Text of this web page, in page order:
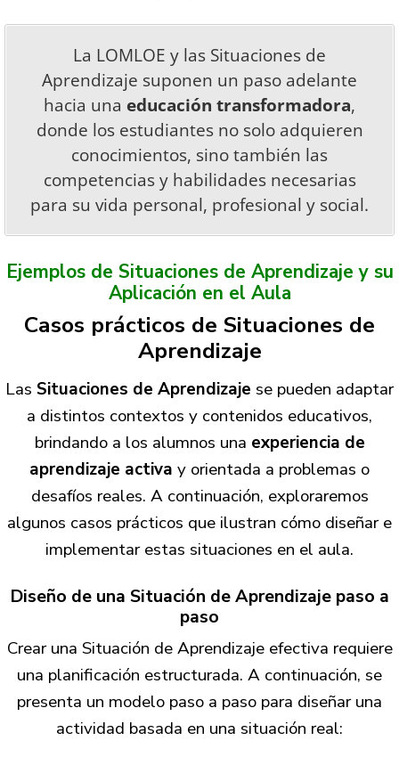
La LOMLOE y las Situaciones de
Aprendizaje suponen un paso adelante
hacia una educación transformadora,
donde los estudiantes no solo adquieren
conocimientos, sino también las
competencias y habilidades necesarias
para su vida personal, profesional y social.
Ejemplos de Situaciones de Aprendizaje y su
Aplicación en el Aula
Casos prácticos de Situaciones de
Aprendizaje
Las Situaciones de Aprendizaje se pueden adaptar
a distintos contextos y contenidos educativos,
brindando a los alumnos una experiencia de
aprendizaje activa y orientada a problemas o
desafíos reales. A continuación, exploraremos
algunos casos prácticos que ilustran cómo diseñar e
implementar estas situaciones en el aula.
Diseño de una Situación de Aprendizaje paso a
paso
Crear una Situación de Aprendizaje efectiva requiere
una planificación estructurada. A continuación, se
presenta un modelo paso a paso para diseñar una
actividad basada en una situación real: